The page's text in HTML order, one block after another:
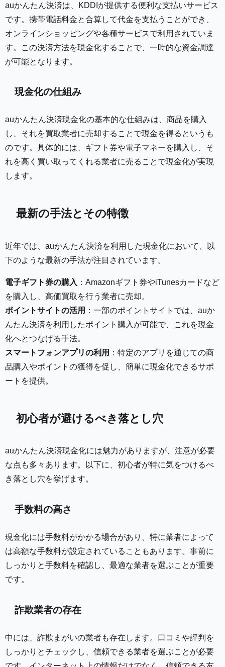
auかんたん決済は、KDDIが提供する便利な支払いサービス
です。携帯電話料金と合算して代金を支払うことができ、
オンラインショッピングや各種サービスで利用されていま
す。この決済方法を現金化することで、一時的な資金調達
が可能となります。
現金化の仕組み
auかんたん決済現金化の基本的な仕組みは、商品を購入
し、それを買取業者に売却することで現金を得るというも
のです。具体的には、ギフト券や電子マネーを購入し、そ
れを高く買い取ってくれる業者に売ることで現金化が実現
します。
最新の手法とその特徴
近年では、auかんたん決済を利用した現金化において、以
下のような最新の手法が注目されています。
電子ギフト券の購入
：Amazonギフト券やiTunesカードなど
を購入し、高価買取を行う業者に売却。
ポイントサイトの活用
：一部のポイントサイトでは、auか
んたん決済を利用したポイント購入が可能で、これを現金
化へとつなげる手法。
スマートフォンアプリの利用
：特定のアプリを通じての商
品購入やポイントの獲得を促し、簡単に現金化できるサポ
ートを提供。
初心者が避けるべき落とし穴
auかんたん決済現金化には魅力がありますが、注意が必要
な点も多々あります。以下に、初心者が特に気をつけるべ
き落とし穴を挙げます。
手数料の高さ
現金化には手数料がかかる場合があり、特に業者によって
は高額な手数料が設定されていることもあります。事前に
しっかりと手数料を確認し、最適な業者を選ぶことが重要
です。
詐欺業者の存在
中には、詐欺まがいの業者も存在します。口コミや評判を
しっかりとチェックし、信頼できる業者を選ぶことが必要